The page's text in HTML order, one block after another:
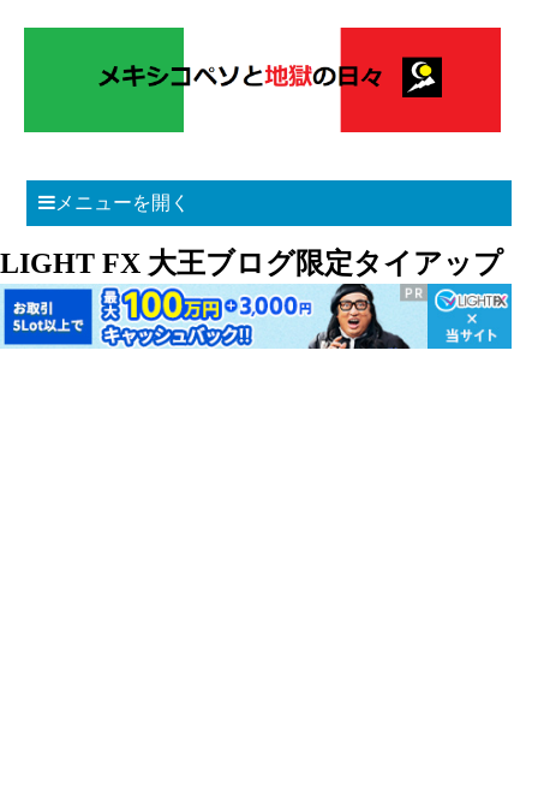
メニューを開く
LIGHT FX 大王ブログ限定タイアップ